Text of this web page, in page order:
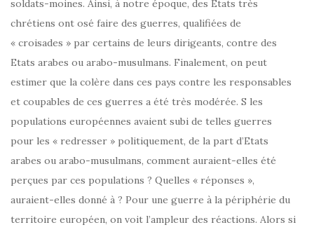
soldats-moines. Ainsi, à notre époque, des Etats très
chrétiens ont osé faire des guerres, qualifiées de
« croisades » par certains de leurs dirigeants, contre des
Etats arabes ou arabo-musulmans. Finalement, on peut
estimer que la colère dans ces pays contre les responsables
et coupables de ces guerres a été très modérée. S les
populations européennes avaient subi de telles guerres
pour les « redresser » politiquement, de la part d’Etats
arabes ou arabo-musulmans, comment auraient-elles été
perçues par ces populations ? Quelles « réponses »,
auraient-elles donné à ? Pour une guerre à la périphérie du
territoire européen, on voit l’ampleur des réactions. Alors si